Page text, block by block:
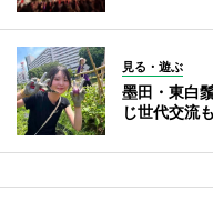
見る・遊ぶ
墨田・東白
じ世代交流も